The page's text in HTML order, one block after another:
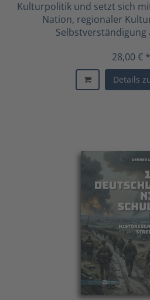
Kulturpolitik und setzt sich
Nation, regionaler
Selbstverständigung
28,00 € *
Details